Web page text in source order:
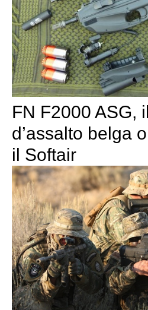
FN F2000 ASG,
d’assalto belga
il Softair